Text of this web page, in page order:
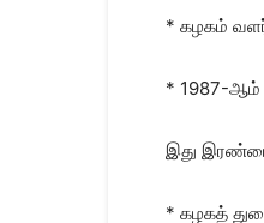
* கழகம்
* 1987-ஆம்
இது
* கழகத்